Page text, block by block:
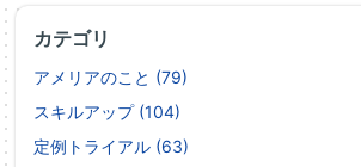
カテゴリ
アメリアのこと (79)
スキルアップ (104)
定例トライアル (63)